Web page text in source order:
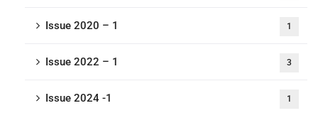
Issue 2020 – 1 1
Issue 2022 – 1 3
Issue 2024 -1 1